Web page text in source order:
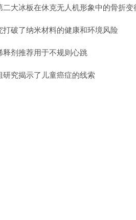
打破了纳米材料的健康和环境风险
释剂推荐用于不规则心跳
研究揭示了儿童癌症的线索